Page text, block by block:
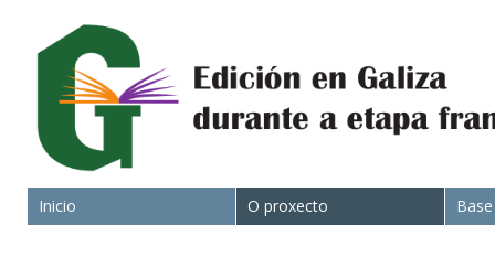
Inicio O proxecto